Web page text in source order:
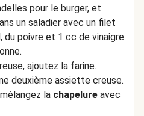
pour le burger, et
un saladier avec un filet
du poivre et 1 cc de vinaigre
ajoutez la farine.
deuxième assiette creuse.
la chapelure avec